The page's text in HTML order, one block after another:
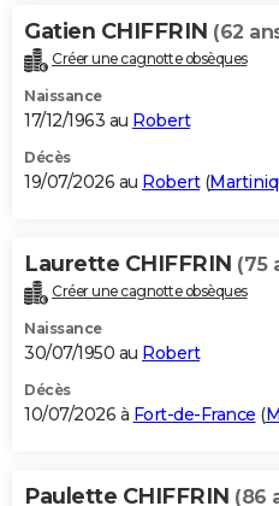
Alimentation
Guide de la santé
Maladies
Médicaments
Sommeil
VOYAGE
Destinations
City break
Voyage nature
Voyage de noces
Forum
Climat
+PHOTO
GUIDES D'ACHAT
BONS PLANS
Carte de Noël
Carte Bonne année
Carte Saint-Valentin
Carte Pâques
Carte d'anniversaire
DICTIONNAIRE
Dictionnaire
Biographies
Citations
Expressions
Proverbes
PROGRAMME TV
S'inscrire
Se connecter
Lycées
Collèges
Primaires
Universités
Entreprises
Service militaire
Avis de recherche
AVIS DE DÉCÈS
Gatien CHIFFRIN (62
Créer une cagnotte obsèques
Naissance
17/12/1963 au Robert
Décès
19/07/2026 au Robert(
Laurette CHIFFRIN (75
Créer une cagnotte obsèques
Naissance
30/07/1950 au Robert
Décès
10/07/2026 à Fort-de-France (
Paulette CHIFFRIN (86